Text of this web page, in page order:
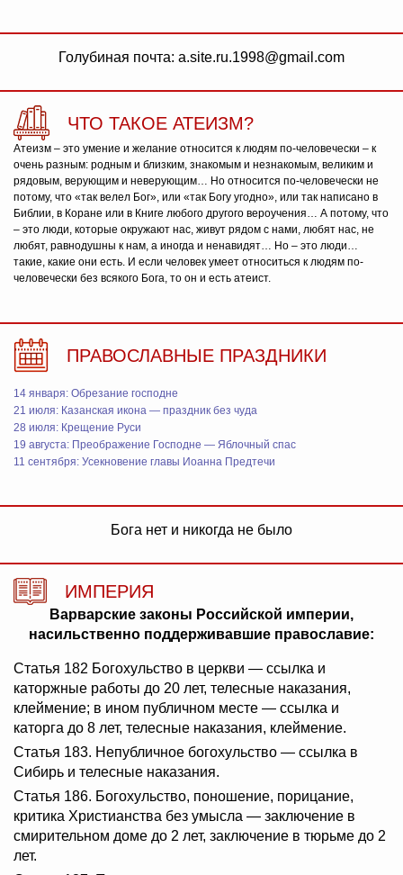
Голубиная почта: a.site.ru.1998@gmail.com
ЧТО ТАКОЕ АТЕИЗМ?
Атеизм – это умение и желание относится к людям по-человечески – к
очень разным: родным и близким, знакомым и незнакомым, великим и
рядовым, верующим и неверующим… Но относится по-человечески не
потому, что «так велел Бог», или «так Богу угодно», или так написано в
Библии, в Коране или в Книге любого другого вероучения… А потому, что
– это люди, которые окружают нас, живут рядом с нами, любят нас, не
любят, равнодушны к нам, а иногда и ненавидят… Но – это люди…
такие, какие они есть. И если человек умеет относиться к людям по-
человечески без всякого Бога, то он и есть атеист.
ПРАВОСЛАВНЫЕ ПРАЗДНИКИ
14 января: Обрезание господне
21 июля: Казанская икона — праздник без чуда
28 июля: Крещение Руси
19 августа: Преображение Господне — Яблочный спас
11 сентября: Усекновение главы Иоанна Предтечи
Бога нет и никогда не было
ИМПЕРИЯ
Варварские законы Российской империи,
насильственно поддерживавшие православие:
Статья 182 Богохульство в церкви — ссылка и
каторжные работы до 20 лет, телесные наказания,
клеймение; в ином публичном месте — ссылка и
каторга до 8 лет, телесные наказания, клеймение.
Статья 183. Непубличное богохульство — ссылка в
Сибирь и телесные наказания.
Статья 186. Богохульство, поношение, порицание,
критика Христианства без умысла — заключение в
смирительном доме до 2 лет, заключение в тюрьме до 2
лет.